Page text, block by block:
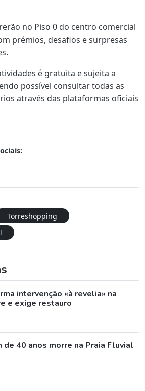
no Piso 0 do centro comercial
prémios, desafios e surpresas
é gratuita e sujeita a
possível consultar todas as
através das plataformas oficiais
Torreshopping
intervenção «à revelia» na
e exige restauro
de 40 anos morre na Praia Fluvial